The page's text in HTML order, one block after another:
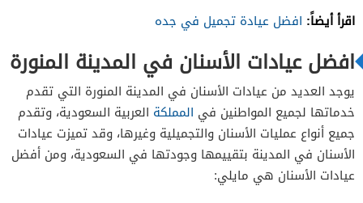
اقرأ أيضاً: افضل عيادة تجميل في جده
افضل عيادات الأسنان في المدينة المنورة
يوجد العديد من عيادات الأسنان في المدينة المنورة التي تقدم
خدماتها لجميع المواطنين في المملكة العربية السعودية، وتقدم
جميع أنواع عمليات الأسنان والتجميلية وغيرها، وقد تميزت عيادات
الأسنان في المدينة بتقييمها وجودتها في السعودية، ومن أفضل
عيادات الأسنان هي مايلي: